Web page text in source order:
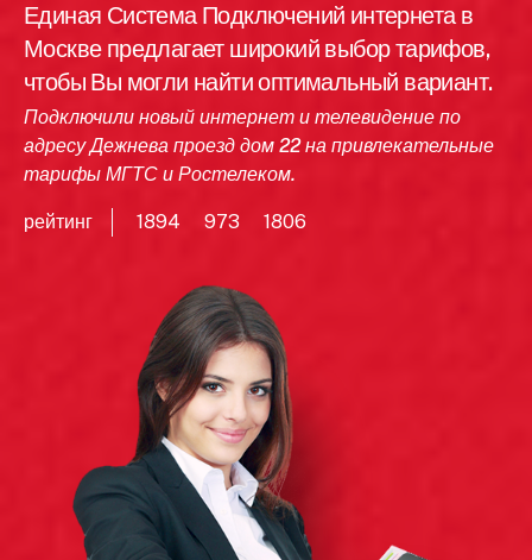
Единая Система Подключений интернета в
Москве предлагает широкий выбор тарифов,
чтобы Вы могли найти оптимальный вариант.
Подключили новый интернет и телевидение по
адресу Дежнева проезд дом 22 на привлекательные
тарифы МГТС и Ростелеком.
рейтинг 1894 973 1806